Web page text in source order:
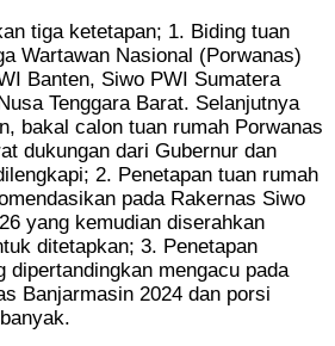
tiga ketetapan; 1. Biding tuan
Wartawan Nasional (Porwanas)
Banten, Siwo PWI Sumatera
Tenggara Barat. Selanjutnya
bakal calon tuan rumah Porwanas
dukungan dari Gubernur dan
2. Penetapan tuan rumah
pada Rakernas Siwo
yang kemudian diserahkan
ditetapkan; 3. Penetapan
dipertandingkan mengacu pada
Banjarmasin 2024 dan porsi